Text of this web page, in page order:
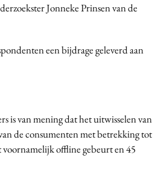
Jonneke Prinsen van de
een bijdrage geleverd aan
is van mening dat het uitwisselen van
de consumenten met betrekking tot
offline gebeurt en 45